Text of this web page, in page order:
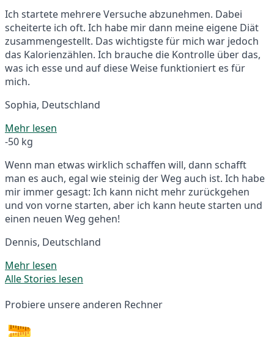
Ich startete mehrere Versuche abzunehmen. Dabei
scheiterte ich oft. Ich habe mir dann meine eigene Diät
zusammengestellt. Das wichtigste für mich war jedoch
das Kalorienzählen. Ich brauche die Kontrolle über das,
was ich esse und auf diese Weise funktioniert es für
mich.
Sophia, Deutschland
Mehr lesen
-50 kg
Wenn man etwas wirklich schaffen will, dann schafft
man es auch, egal wie steinig der Weg auch ist. Ich habe
mir immer gesagt: Ich kann nicht mehr zurückgehen
und von vorne starten, aber ich kann heute starten und
einen neuen Weg gehen!
Dennis, Deutschland
Mehr lesen
Alle Stories lesen
Probiere unsere anderen Rechner